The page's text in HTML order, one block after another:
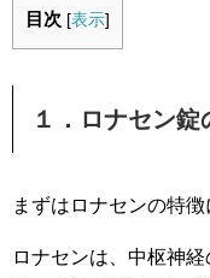
目次 [表示]
１．ロナセン
まずはロナセンの特徴
ロナセンは、中枢神